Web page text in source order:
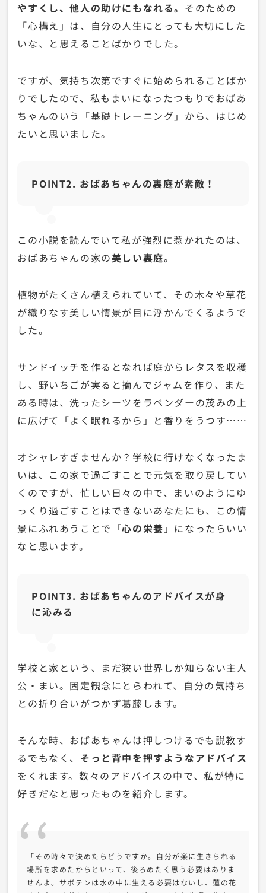
やすくし、他人の助けにもなれる。 そのための
「心構え」は、自分の人生にとっても大切にした
いな、と思えることばかりでした。
ですが、気持ち次第ですぐに始められることばか
りでしたので、私もまいになったつもりでおばあ
ちゃんのいう「基礎トレーニング」から、はじめ
たいと思いました。
POINT2. おばあちゃんの裏庭が素敵！
この小説を読んでいて私が強烈に惹かれたのは、
おばあちゃんの家の美しい裏庭。
植物がたくさん植えられていて、その木々や草花
が織りなす美しい情景が目に浮かんでくるようで
した。
サンドイッチを作るとなれば庭からレタスを収穫
し、野いちごが実ると摘んでジャムを作り、また
ある時は、洗ったシーツをラベンダーの茂みの上
に広げて「よく眠れるから」と香りをうつす……
オシャレすぎませんか？学校に行けなくなったま
いは、この家で過ごすことで元気を取り戻してい
くのですが、忙しい日々の中で、まいのようにゆ
っくり過ごすことはできないあなたにも、この情
景にふれあうことで「心の栄養 」になったらいい
なと思います。
POINT3. おばあちゃんのアドバイスが身
に沁みる
学校と家という、まだ狭い世界しか知らない主人
公・まい。固定観念にとらわれて、自分の気持ち
との折り合いがつかず葛藤します。
そんな時、おばあちゃんは押しつけるでも説教す
るでもなく、 そっと背中を押すようなアドバイス
をくれます。数々のアドバイスの中で、私が特に
好きだなと思ったものを紹介します。
「その時々で決めたらどうですか。自分が楽に生きられる
場所を求めたからといって、後ろめたく思う必要はありま
せんよ。サボテンは水の中に生える必要はないし、蓮の花